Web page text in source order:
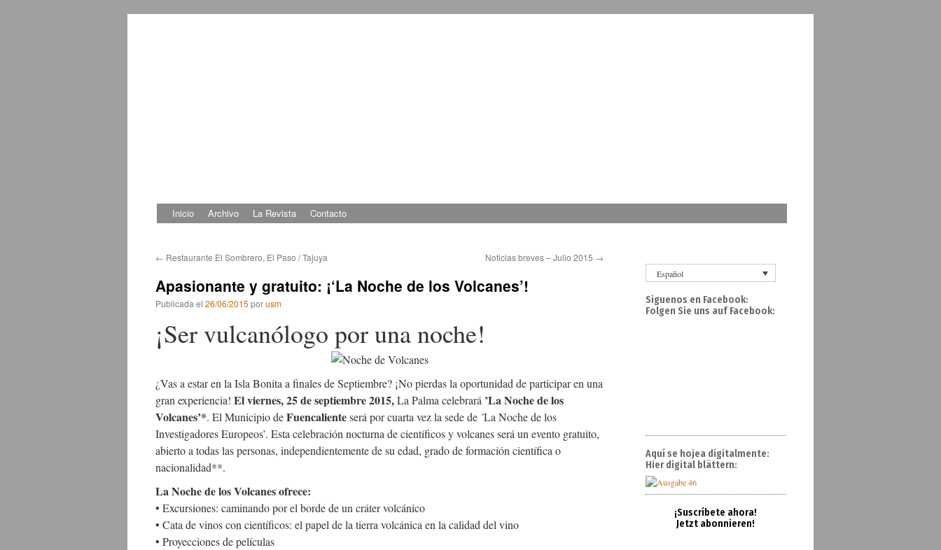
Saltar
Inicio Archivo La Revista Contacto
← Restaurante El Sombrero, El Paso / Tajuya Noticias breves – Julio 2015 →
Apasionante y gratuito: ¡‘La Noche de los Volcanes’!
Publicada el 26/06/2015 porusm
¡Ser vulcanólogo por una noche!
¿Vas a estar en la Isla Bonita a finales de Septiembre? ¡No pierdas la oportunidad de participar en una
gran experiencia! El viernes, 25 de septiembre 2015,La Palma celebrará ’La Noche de los
Volcanes’*. El Municipio deFuencalienteserá por cuarta vez la sede de ´La Noche de los
Investigadores Europeos’. Esta celebración nocturna de científicos y volcanes será un evento gratuito,
abierto a todas las personas, independientemente de su edad, grado de formación científica o
nacionalidad**.
La Noche de los Volcanes ofrece:
• Excursiones: caminando por el borde de un cráter volcánico
• Cata de vinos con científicos: el papel de la tierra volcánica en la calidad del vino
• Proyecciones de películas
Español
Siguenos en Facebook:
Folgen Sie uns auf Facebook:
Aquí se hojea digitalmente:
Hier digital blättern:
¡Suscríbete ahora!
Jetzt abonnieren!